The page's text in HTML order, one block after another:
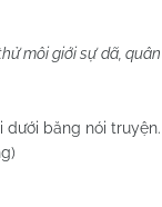
môi giới sự dã, quân
băng nói truyện.